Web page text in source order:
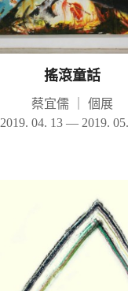
搖滾童話
蔡宜儒
個展
2019. 04. 13 — 2019.